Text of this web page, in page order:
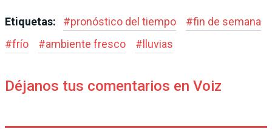
Etiquetas: #pronóstico del tiempo #fin de semana
#frío #ambiente fresco # lluvias
Déjanos tus comentarios en Voiz